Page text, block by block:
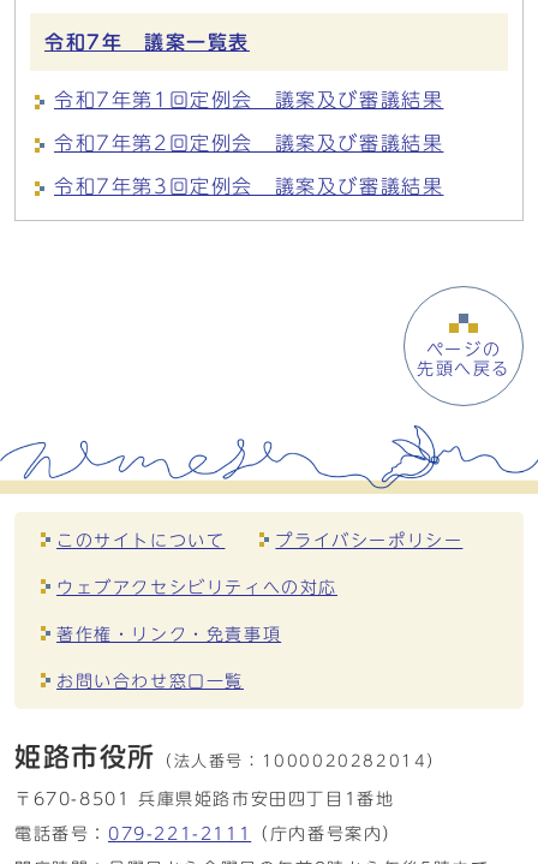
令和7年 議案一覧表
令和7年第1回定例会 議案及び審議結果
令和7年第2回定例会 議案及び審議結果
令和7年第3回定例会 議案及び審議結果
ページの
先頭へ戻る
このサイトについて プライバシーポリシー
ウェブアクセシビリティへの対応
著作権・リンク・免責事項
お問い合わせ窓口一覧
姫路市役所 （法人番号： 1000020282014）
〒670-8501 兵庫県姫路市安田四丁目1番地
電話番号： 079-221-2111
（庁内番号案内）